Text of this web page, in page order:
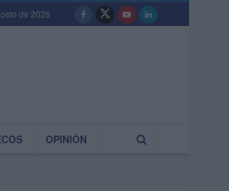
de 2026
OPINIÓN